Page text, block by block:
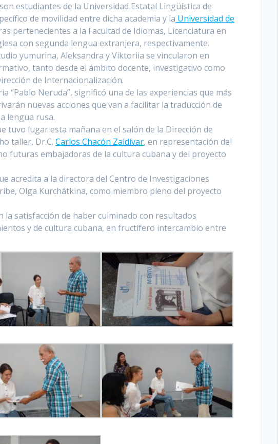
estudiantes de la Universidad Estatal Lingüística de
de movilidad entre dicha academia y la Universidad de
pertenecientes a la Facultad de Idiomas, Licenciatura en
con segunda lengua extranjera, respectivamente.
yumurina, Aleksandra y Viktoriia se vincularon en
tanto desde el ámbito docente, investigativo como
de Internacionalización.
“Pablo Neruda”, significó una de las experiencias que más
nuevas acciones que van a facilitar la traducción de
lengua rusa.
tuvo lugar esta mañana en el salón de la Dirección de
taller, Dr.C.Carlos Chacón Zaldívar, en representación del
futuras embajadoras de la cultura cubana y del proyecto
acredita a la directora del Centro de Investigaciones
Olga Kurchátkina, como miembro pleno del proyecto
la satisfacción de haber culminado con resultados
y de cultura cubana, en fructífero intercambio entre